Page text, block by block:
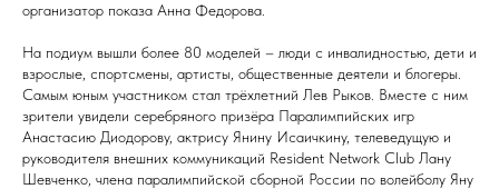
организатор показа Анна Федорова.
На подиум вышли более 80 моделей – люди с инвалидностью, дети и
взрослые, спортсмены, артисты, общественные деятели и блогеры.
Самым юным участником стал трёхлетний Лев Рыков. Вместе с ним
зрители увидели серебряного призёра Паралимпийских игр
Анастасию Диодорову, актрису Янину Исаичкину, телеведущую и
руководителя внешних коммуникаций Resident Network Club Лану
Шевченко, члена паралимпийской сборной России по волейболу Яну